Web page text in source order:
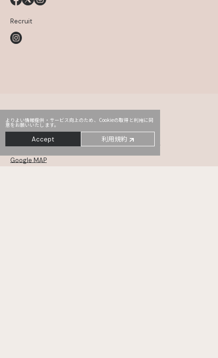
よりよい情報提供・サービス向上のため、Cookieの取得と利用に同
意をお願いいたします。
Accept 利用規約
Recruit
Head Office PRO2 Third
〒107-0052 東京都港区赤坂2-14-5 Daiwa赤坂ビル 5・6F
Google MAP